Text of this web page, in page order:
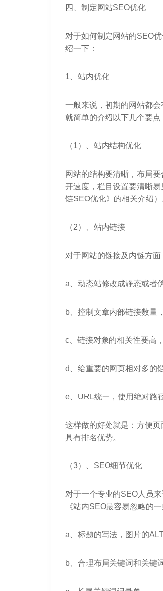
四、制定网站SEO优化
对于如何制定网站的SEO
绍一下：
1、站内优化
一般来说，初期的网站都
就简单的介绍以下几个要点
（1）、站内结构优化
网站的结构要清晰，布局
开速度，栏目设置要清晰
链SEO优化》的相关介绍）
（2）、站内链接
对于网站的链接及内链方面
a、动态站修改成静态或者
b、控制文章内部链接数量，
c、链接对象的相关性要高，
d、给重要的网页相对多的
e、URL统一，使用绝对路
这样做的好处就是：方便
具有排名优势。
（3）、SEO细节优化
对于一个专业的SEO人员
《站内SEO最容易忽略的
a、标题的写法，图片的ALT
b、合理布局关键词和关键